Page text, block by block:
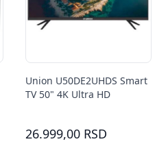
Union U50DE2UHDS Smart
TV 50" 4K Ultra HD
26.999,00 RSD